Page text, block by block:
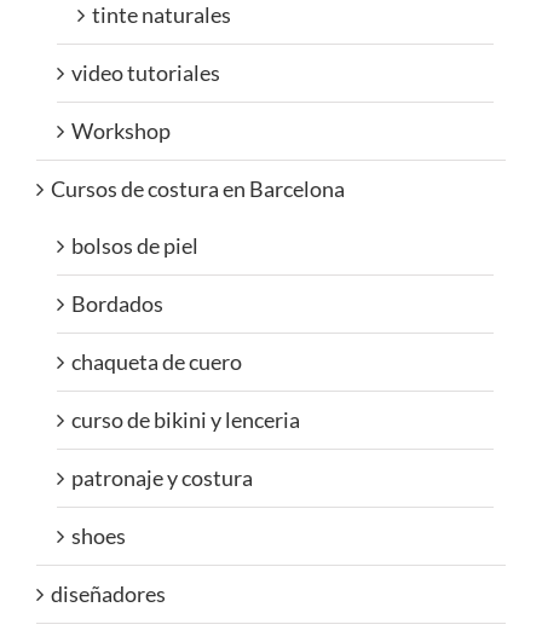
tinte naturales
video tutoriales
Workshop
Cursos de costura en Barcelona
bolsos de piel
Bordados
chaqueta de cuero
curso de bikini y lenceria
patronaje y costura
shoes
diseñadores